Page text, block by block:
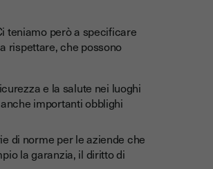
teniamo però a specificare
rispettare, che possono
e la salute nei luoghi
importanti obblighi
di norme per le aziende che
la garanzia, il diritto di